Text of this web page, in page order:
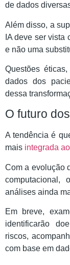
de dados
Além disso, a
IA deve ser vista
e não uma
Questões
dados dos
dessa
O futuro
A tendência é
mais integrada
Com a evolução
computacional,
análises ainda
Em breve,
identificarão
riscos,
com base em